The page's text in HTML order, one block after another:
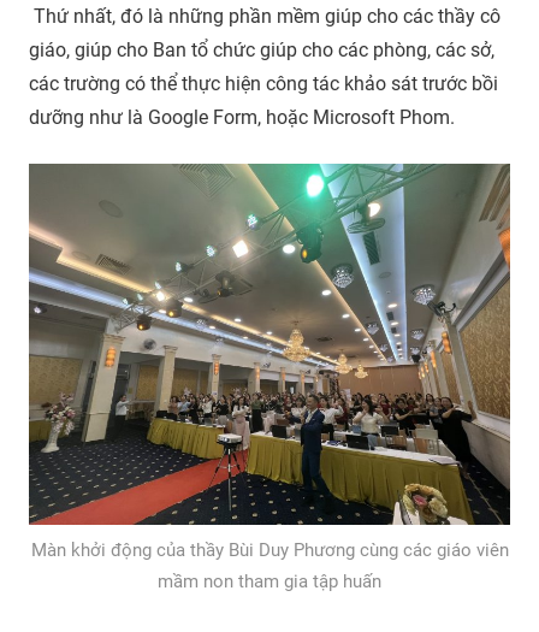
Thứ nhất, đó là những phần mềm giúp cho các thầy cô
giáo, giúp cho Ban tổ chức giúp cho các phòng, các sở,
các trường có thể thực hiện công tác khảo sát trước bồi
dưỡng như là Google Form, hoặc Microsoft Phom.
Màn khởi động của thầy Bùi Duy Phương cùng các giáo viên
mầm non tham gia tập huấn